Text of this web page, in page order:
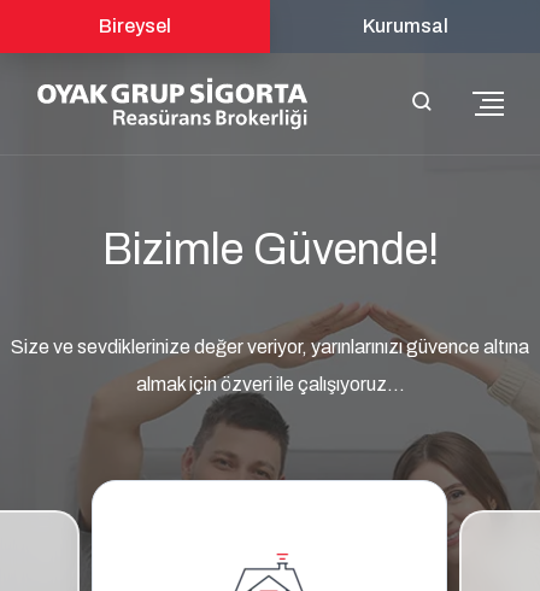
Bireysel Kurumsal
Bizimle Güvende!
Size ve sevdiklerinize değer veriyor, yarınlarınızı güvence altına
almak için özveri ile çalışıyoruz...